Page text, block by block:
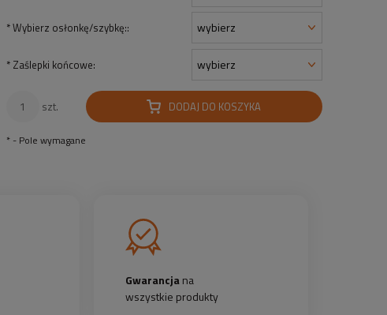
*Wybierz osłonkę/szybkę::
* Zaślepki końcowe:
szt. DODAJ DO KOSZYKA
* - Pole wymagane
Gwarancjana
wszystkie produkty